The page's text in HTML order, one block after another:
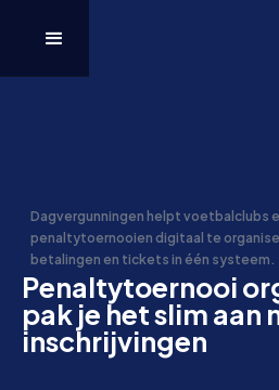
Dagvergunningen helpt voetbalclubs
penaltytoernooien digitaal te
betalingen en tickets in één systeem.
Penaltytoernooi
pak je het slim aan
inschrijvingen